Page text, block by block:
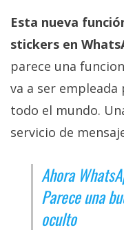
Esta nueva
stickers en
parece una
va a ser
todo el mundo.
servicio de
Ahora
Parece una
oculto